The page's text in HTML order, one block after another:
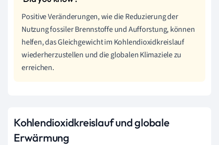
Positive Veränderungen, wie die Reduzierung der
Nutzung fossiler Brennstoffe und Aufforstung, können
helfen, das Gleichgewicht im Kohlendioxidkreislauf
wiederherzustellen und die globalen Klimaziele zu
erreichen.
Kohlendioxidkreislauf und globale
Erwärmung